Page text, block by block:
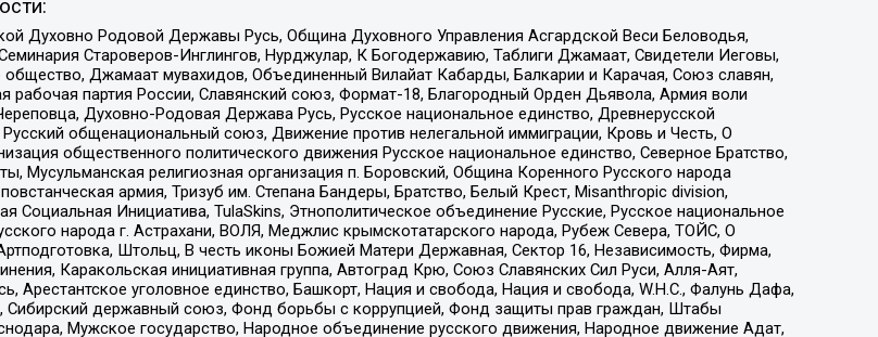
Духовно Родовой Державы Русь, Община Духовного Управления Асгардской Веси Беловодья,
Староверов-Инглингов, Нурджулар, К Богодержавию, Таблиги Джамаат, Свидетели Иеговы,
Джамаат мувахидов, Объединенный Вилайат Кабарды, Балкарии и Карачая, Союз славян,
партия России, Славянский союз, Формат-18, Благородный Орден Дьявола, Армия воли
Духовно-Родовая Держава Русь, Русское национальное единство, Древнерусской
общенациональный союз, Движение против нелегальной иммиграции, Кровь и Честь, О
общественного политического движения Русское национальное единство, Северное Братство,
Мусульманская религиозная организация п. Боровский, Община Коренного Русского народа
армия, Тризуб им. Степана Бандеры, Братство, Белый Крест, Misanthropic division,
Социальная Инициатива, TulaSkins, Этнополитическое объединение Русские, Русское национальное
народа г. Астрахани, ВОЛЯ, Меджлис крымскотатарского народа, Рубеж Севера, ТОЙС, О
Штольц, В честь иконы Божией Матери Державная, Сектор 16, Независимость, Фирма,
Каракольская инициативная группа, Автоград Крю, Союз Славянских Сил Руси, Алля-Аят,
Арестантское уголовное единство, Башкорт, Нация и свобода, Нация и свобода, W.H.С., Фалунь Дафа,
Сибирский державный союз, Фонд борьбы с коррупцией, Фонд защиты прав граждан, Штабы
Мужское государство, Народное объединение русского движения, Народное движение Адат,